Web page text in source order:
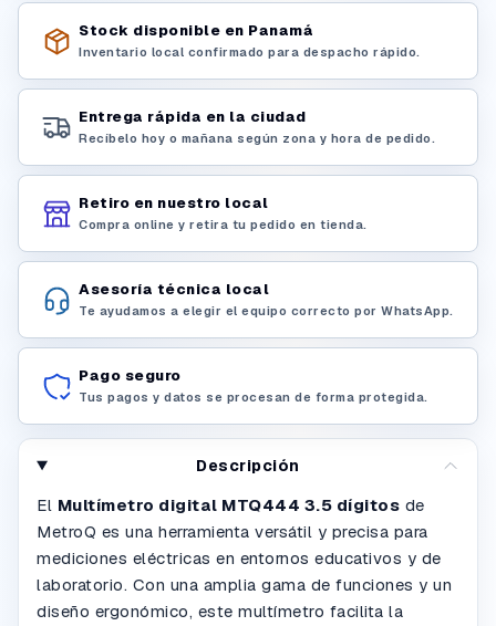
Stock disponible en Panamá
Inventario local confirmado para despacho rápido.
Entrega rápida en la ciudad
Recíbelo hoy o mañana según zona y hora de pedido.
Retiro en nuestro local
Compra online y retira tu pedido en tienda.
Asesoría técnica local
Te ayudamos a elegir el equipo correcto por WhatsApp.
Pago seguro
Tus pagos y datos se procesan de forma protegida.
Descripción
El Multímetro digital MTQ444 3.5 dígitos de
MetroQ es una herramienta versátil y precisa para
mediciones eléctricas en entornos educativos y de
laboratorio. Con una amplia gama de funciones y un
diseño ergonómico, este multímetro facilita la